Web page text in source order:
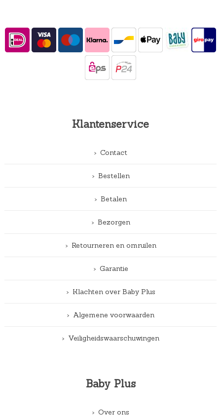
Klantenservice
Contact
Bestellen
Betalen
Bezorgen
Retourneren en omruilen
Garantie
Klachten over Baby Plus
Algemene voorwaarden
Veiligheidswaarschuwingen
Baby Plus
Over ons